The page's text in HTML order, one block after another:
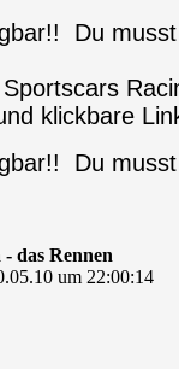
Du
klickbare
Du
das Rennen
um 22:00:14